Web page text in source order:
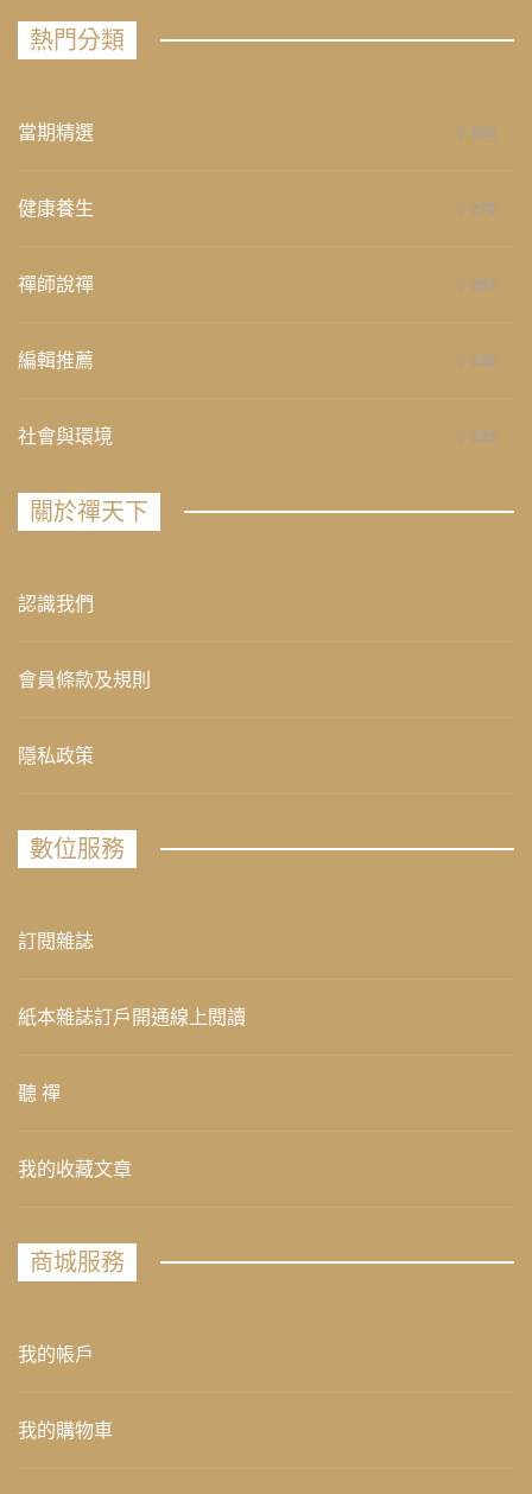
熱門分類
當期精選 658
健康養生 276
禪師說禪 267
編輯推薦 236
社會與環境 235
關於禪天下
認識我們
會員條款及規則
隱私政策
數位服務
訂閱雜誌
紙本雜誌訂戶開通線上閱讀
聽 禪
我的收藏文章
商城服務
我的帳戶
我的購物車